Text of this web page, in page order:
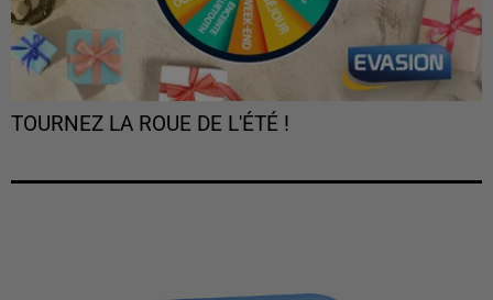
TOURNEZ LA ROUE DE L'ÉTÉ !